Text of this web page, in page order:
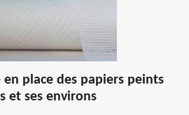
en place des papiers peints
et ses environs